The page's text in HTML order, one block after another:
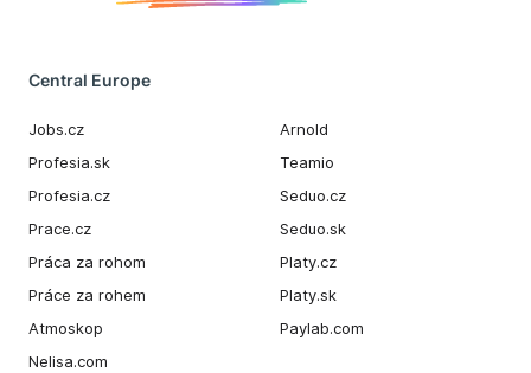
Central Europe
Jobs.cz
Profesia.sk
Profesia.cz
Prace.cz
Práca za rohom
Práce za rohem
Atmoskop
Nelisa.com
Arnold
Teamio
Seduo.cz
Seduo.sk
Platy.cz
Platy.sk
Paylab.com